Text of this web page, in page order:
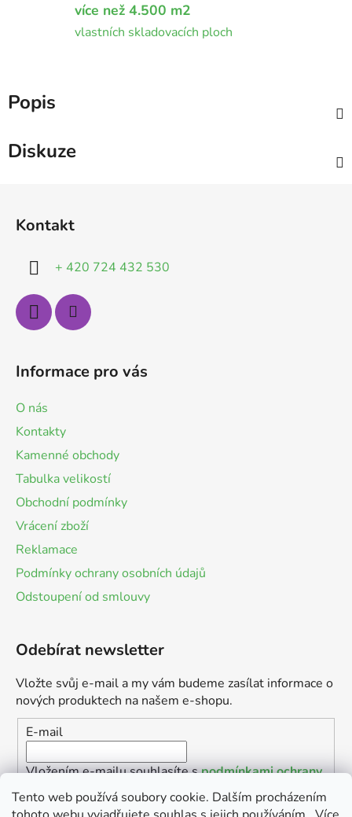
Tento web používá soubory cookie. Dalším procházením
více než 4.500 m2
vlastních skladovacích ploch
Popis
Diskuze
Kontakt
+ 420 724 432 530
Informace pro vás
O nás
Kontakty
Kamenné obchody
Tabulka velikostí
Obchodní podmínky
Vrácení zboží
Reklamace
Podmínky ochrany osobních údajů
Odstoupení od smlouvy
Odebírat newsletter
Vložte svůj e-mail a my vám budeme zasílat informace o
nových produktech na našem e-shopu.
E-mail
Vložením e-mailu souhlasíte spodmínkami ochrany
osobních údajů